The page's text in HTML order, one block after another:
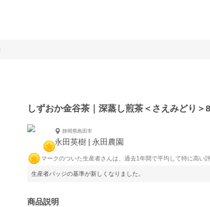
しずおか金谷茶｜深蒸し煎茶＜さえみどり
静岡県島田市
永田英樹 | 永田農園
マークのついた生産者さんは、過去1年間で平均して特に高い
生産者バッジの基準が新しくなりました。
商品説明